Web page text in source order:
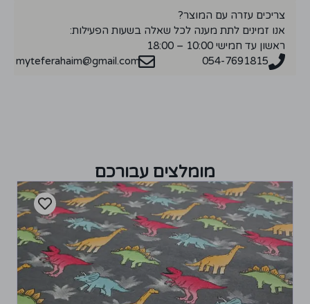
צריכים עזרה עם המוצר?
אנו זמינים לתת מענה לכל שאלה בשעות הפעילות:
ראשון עד חמישי 10:00 – 18:00
054-7691815
myteferahaim@gmail.com
מומלצים עבורכם